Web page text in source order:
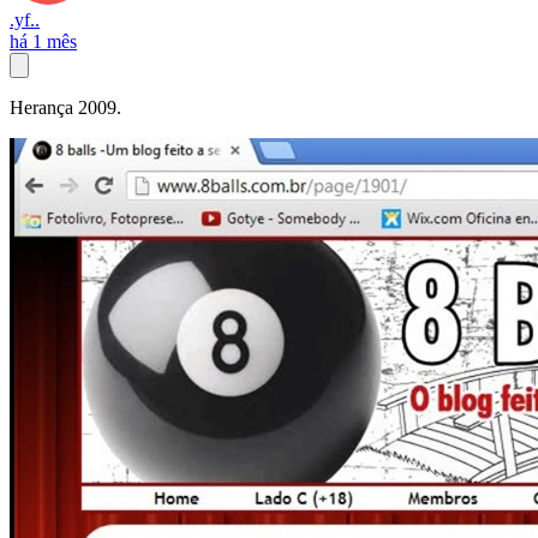
.yf..
há 1 mês
Herança 2009.